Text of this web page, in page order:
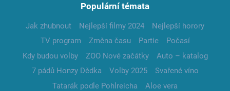
Populární témata
Jak zhubnout Nejlepší filmy 2024
Nejlepší horory
TV program
Změna času Partie
Počasí
Kdy budou volby
ZOO Nové začátky
Auto – katalog
7 pádů Honzy Dědka
Volby 2025
Svařené víno
Tatarák podle Pohlreicha
Aloe vera